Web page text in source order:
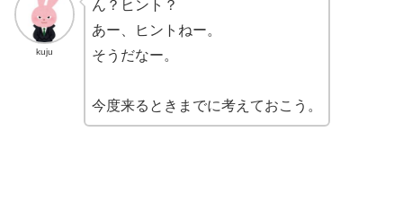
kuju
ん？ヒント？
あー、ヒントねー。
そうだなー。
今度来るときまでに考えておこう。